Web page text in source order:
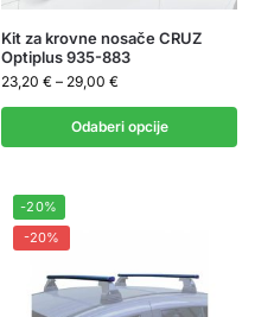
Kit za krovne nosače CRUZ
Optiplus 935-883
23,20 € – 29,00 €
Odaberi opcije
-20%
-20%